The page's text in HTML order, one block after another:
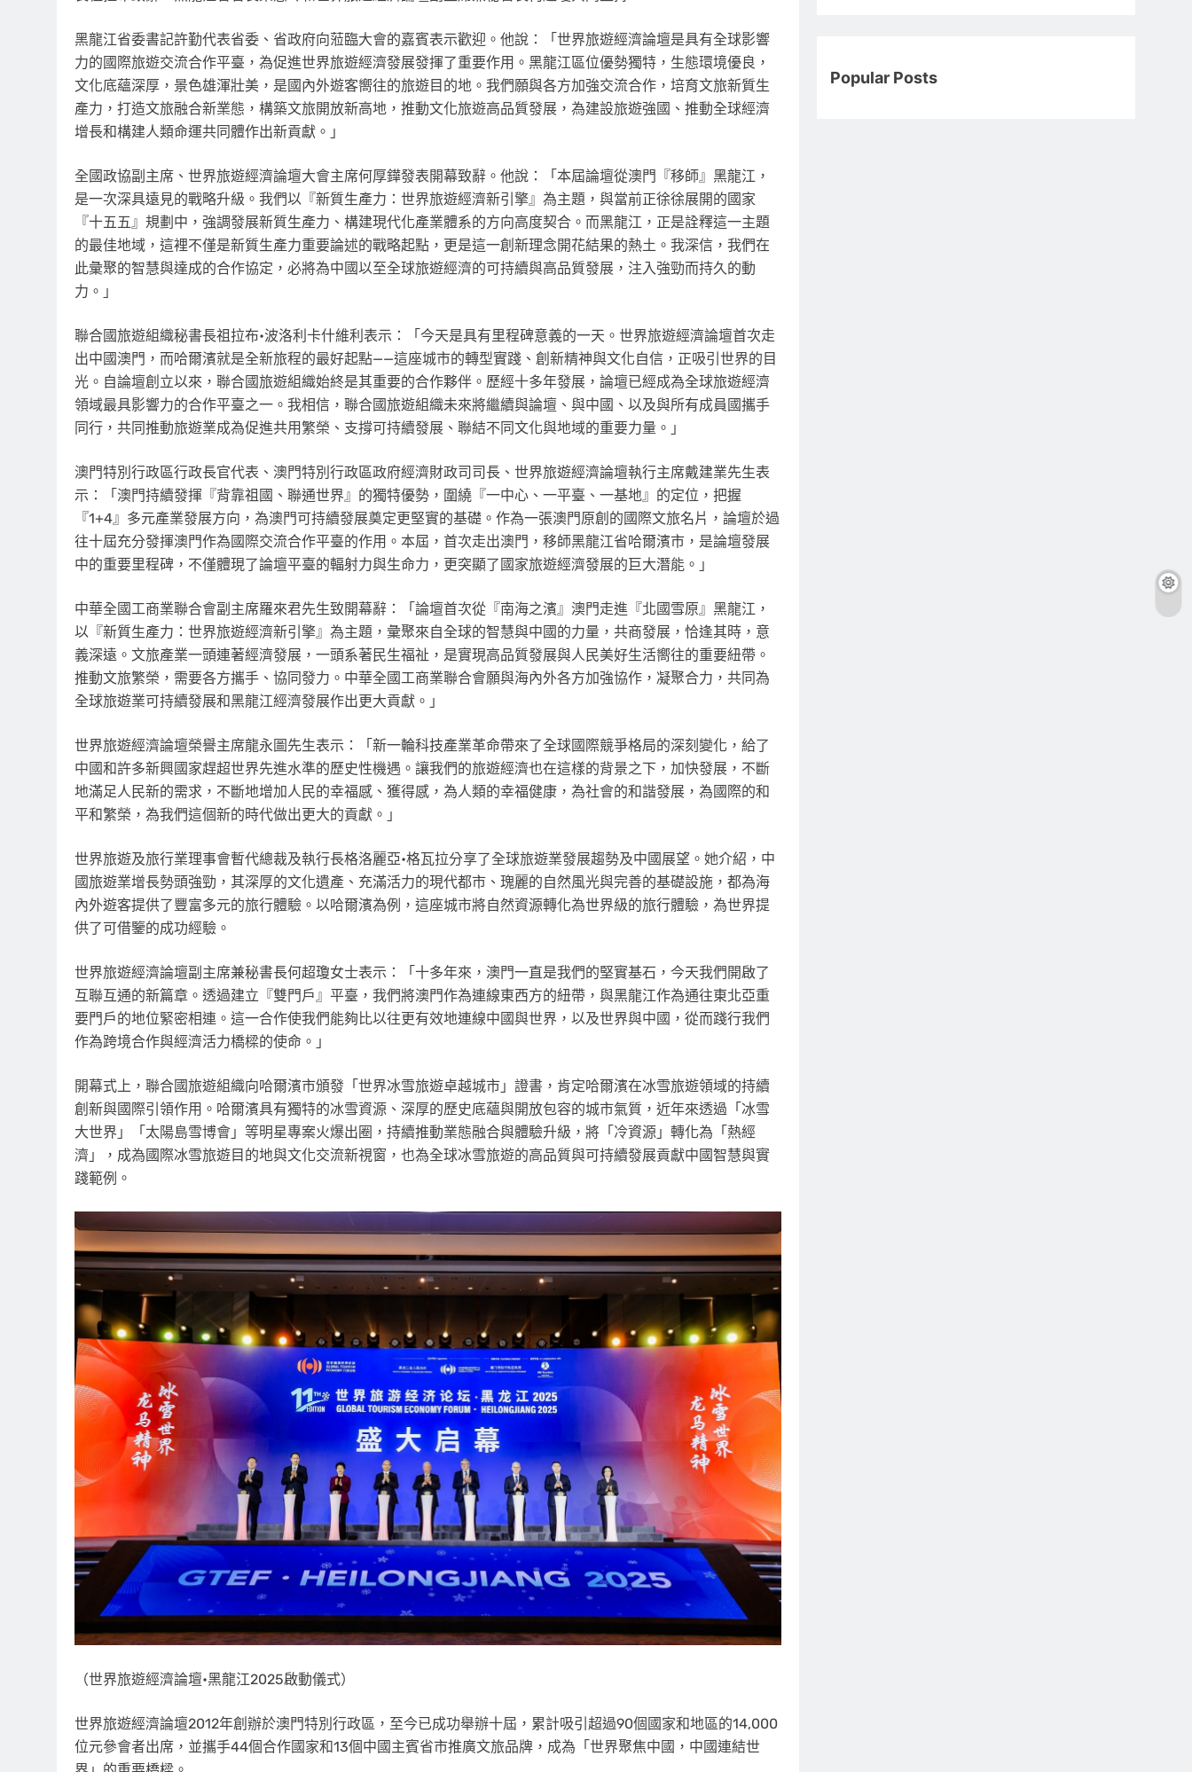
黑龍江省委書記許勤代表省委、省政府向蒞臨大會的嘉賓表示歡迎。他說： 「 世界旅遊經濟論壇是具有全球影響
力的國際旅遊交流合作平臺，為促進世界旅遊經濟發展發揮了重要作用。黑龍江區位優勢獨特，生態環境優良，
文化底蘊深厚，景色雄渾壯美，是國內外遊客嚮往的旅遊目的地。我們願與各方加強交流合作，培育文旅新質生
產力，打造文旅融合新業態，構築文旅開放新高地，推動文化旅遊高品質發展，為建設旅遊強國、推動全球經濟
增長和構建人類命運共同體作出新貢獻。 」
全國政協副主席、世界旅遊經濟論壇大會主席何厚鏵發表開幕致辭。他說： 「 本屆論壇從澳門 『移師』 黑龍江，
是一次深具遠見的戰略升級。我們以 『新質生產力：世界旅遊經濟新引擎』 為主題，與當前正徐徐展開的國家
『十五五』 規劃中，強調發展新質生產力、構建現代化產業體系的方向高度契合。而黑龍江，正是詮釋這一主題
的最佳地域，這裡不僅是新質生產力重要論述的戰略起點，更是這一創新理念開花結果的熱土。我深信，我們在
此彙聚的智慧與達成的合作協定，必將為中國以至全球旅遊經濟的可持續與高品質發展，注入強勁而持久的動
力。 」
聯合國旅遊組織秘書長祖拉布•波洛利卡什維利表示： 「 今天是具有里程碑意義的一天。世界旅遊經濟論壇首次走
出中國澳門，而哈爾濱就是全新旅程的最好起點——這座城市的轉型實踐、創新精神與文化自信，正吸引世界的目
光。自論壇創立以來，聯合國旅遊組織始終是其重要的合作夥伴。歷經十多年發展，論壇已經成為全球旅遊經濟
領域最具影響力的合作平臺之一。我相信，聯合國旅遊組織未來將繼續與論壇、與中國、以及與所有成員國攜手
同行，共同推動旅遊業成為促進共用繁榮、支撐可持續發展、聯結不同文化與地域的重要力量。 」
澳門特別行政區行政長官代表、澳門特別行政區政府經濟財政司司長、世界旅遊經濟論壇執行主席戴建業先生表
示：
「 澳門持續發揮 『背靠祖國、聯通世界』 的獨特優勢，圍繞 『一中心、一平臺、一基地』 的定位，把握
『1+4』 多元產業發展方向，為澳門可持續發展奠定更堅實的基礎。作為一張澳門原創的國際文旅名片，論壇於過
往十屆充分發揮澳門作為國際交流合作平臺的作用。本屆，首次走出澳門，移師黑龍江省哈爾濱市，是論壇發展
中的重要里程碑，不僅體現了論壇平臺的輻射力與生命力，更突顯了國家旅遊經濟發展的巨大潛能。 」
中華全國工商業聯合會副主席羅來君先生致開幕辭： 「 論壇首次從 『南海之濱』 澳門走進 『北國雪原』 黑龍江，
以 『新質生產力：世界旅遊經濟新引擎』 為主題，彙聚來自全球的智慧與中國的力量，共商發展，恰逢其時，意
義深遠。文旅產業一頭連著經濟發展，一頭系著民生福祉，是實現高品質發展與人民美好生活嚮往的重要紐帶。
推動文旅繁榮，需要各方攜手、協同發力。中華全國工商業聯合會願與海內外各方加強協作，凝聚合力，共同為
全球旅遊業可持續發展和黑龍江經濟發展作出更大貢獻。 」
世界旅遊經濟論壇榮譽主席龍永圖先生表示： 「 新一輪科技產業革命帶來了全球國際競爭格局的深刻變化，給了
中國和許多新興國家趕超世界先進水準的歷史性機遇。讓我們的旅遊經濟也在這樣的背景之下，加快發展，不斷
地滿足人民新的需求，不斷地增加人民的幸福感、獲得感，為人類的幸福健康，為社會的和諧發展，為國際的和
平和繁榮，為我們這個新的時代做出更大的貢獻。 」
世界旅遊及旅行業理事會暫代總裁及執行長格洛麗亞•格瓦拉分享了全球旅遊業發展趨勢及中國展望。她介紹，中
國旅遊業增長勢頭強勁，其深厚的文化遺產、充滿活力的現代都市、瑰麗的自然風光與完善的基礎設施，都為海
內外遊客提供了豐富多元的旅行體驗。以哈爾濱為例，這座城市將自然資源轉化為世界級的旅行體驗，為世界提
供了可借鑒的成功經驗。
世界旅遊經濟論壇副主席兼秘書長何超瓊女士表示： 「 十多年來，澳門一直是我們的堅實基石，今天我們開啟了
互聯互通的新篇章。透過建立 『雙門戶』 平臺，我們將澳門作為連線東西方的紐帶，與黑龍江作為通往東北亞重
要門戶的地位緊密相連。這一合作使我們能夠比以往更有效地連線中國與世界，以及世界與中國，從而踐行我們
作為跨境合作與經濟活力橋樑的使命。 」
開幕式上，聯合國旅遊組織向哈爾濱市頒發 「 世界冰雪旅遊卓越城市 」 證書，肯定哈爾濱在冰雪旅遊領域的持續
創新與國際引領作用。哈爾濱具有獨特的冰雪資源、深厚的歷史底蘊與開放包容的城市氣質，近年來透過 「 冰雪
大世界 」 「 太陽島雪博會 」 等明星專案火爆出圈，持續推動業態融合與體驗升級，將 「 冷資源 」 轉化為 「 熱經
濟 」
，成為國際冰雪旅遊目的地與文化交流新視窗，也為全球冰雪旅遊的高品質與可持續發展貢獻中國智慧與實
踐範例。
（世界旅遊經濟論壇•黑龍江2025啟動儀式）
世界旅遊經濟論壇2012年創辦於澳門特別行政區，至今已成功舉辦十屆，累計吸引超過90個國家和地區的14,000
位元參會者出席，並攜手44個合作國家和13個中國主賓省市推廣文旅品牌，成為 「 世界聚焦中國，中國連結世
Popular Posts